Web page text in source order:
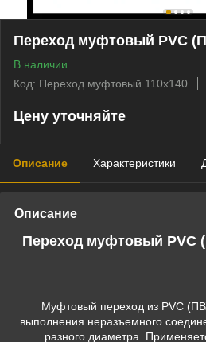
Переход муфтовый PVC
В наличии
Код: Переход муфтовый 110х140
Цену уточняйте
Описание Характеристики
Описание
Переход муфтовый PVC
Муфтовый переход из PVC
выполнения неразъемного
разного диаметра.